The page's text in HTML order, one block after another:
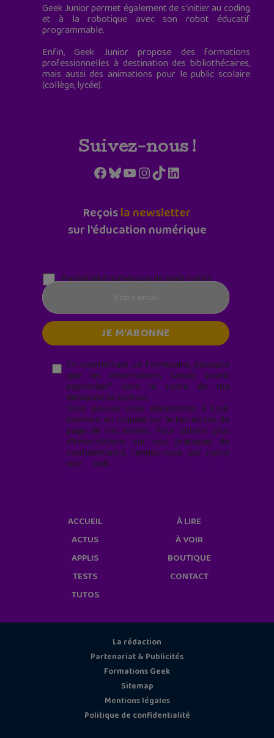
Geek Junior permet également de s'initier au coding
et à la robotique avec son robot éducatif
programmable.
Enfin, Geek Junior propose des formations
professionnelles à destination des bibliothécaires,
mais aussi des animations pour le public scolaire
(collège, lycée).
Suivez-nous !
Facebook
Bluesky
YouTube
Instagram
TikTokLinkedIn
Reçoisla newsletter
sur l'éducation numérique
Parentalité numérique (le lundi matin)
En soumettant ce formulaire, j’accepte
que les informations saisies soient
exploitées* dans le cadre de ma
demande de contact.
Vous pouvez vous désabonner à tout
moment en cliquant sur le lien en bas de
page de nos emails. Pour obtenir plus
d'informations sur nos pratiques de
confidentialité, rendez-vous sur notre
site web
ACCUEIL
ACTUS
APPLIS
TESTS
TUTOS
À LIRE
À VOIR
BOUTIQUE
CONTACT
La rédaction
Partenariat & Publicités
Formations Geek
Sitemap
Mentions légales
Politique de confidentialité